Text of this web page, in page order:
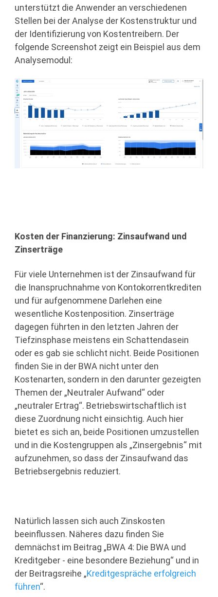
unterstützt die Anwender an verschiedenen
Stellen bei der Analyse der Kostenstruktur und
der Identifizierung von Kostentreibern. Der
folgende Screenshot zeigt ein Beispiel aus dem
Analysemodul:
Kosten der Finanzierung: Zinsaufwand und
Zinserträge
Für viele Unternehmen ist der Zinsaufwand für
die Inanspruchnahme von Kontokorrentkrediten
und für aufgenommene Darlehen eine
wesentliche Kostenposition. Zinserträge
dagegen führten in den letzten Jahren der
Tiefzinsphase meistens ein Schattendasein
oder es gab sie schlicht nicht. Beide Positionen
finden Sie in der BWA nicht unter den
Kostenarten, sondern in den darunter gezeigten
Themen der „Neutraler Aufwand“ oder
„neutraler Ertrag“. Betriebswirtschaftlich ist
diese Zuordnung nicht einsichtig. Auch hier
bietet es sich an, beide Positionen umzustellen
und in die Kostengruppen als „Zinsergebnis“ mit
aufzunehmen, so dass der Zinsaufwand das
Betriebsergebnis reduziert.
Natürlich lassen sich auch Zinskosten
beeinflussen. Näheres dazu finden Sie
demnächst im Beitrag „BWA 4: Die BWA und
Kreditgeber - eine besondere Beziehung“ und in
der Beitragsreihe „Kreditgespräche erfolgreich
führen“.